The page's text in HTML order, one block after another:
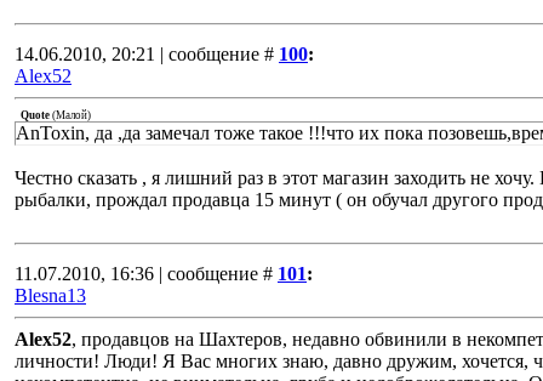
14.06.2010, 20:21 | сообщение # 100:
Alex52
Quote (Малой)
AnToxin, да ,да замечал тоже такое !!!что их пока
Честно сказать , я лишний раз в этот магазин заходить не
рыбалки, прождал продавца 15 минут ( он обучал другого
11.07.2010, 16:36 | сообщение # 101:
Blesna13
Alex52, продавцов на Шахтеров, недавно обвинили в
личности! Люди! Я Вас многих знаю, давно дружим, хочется,